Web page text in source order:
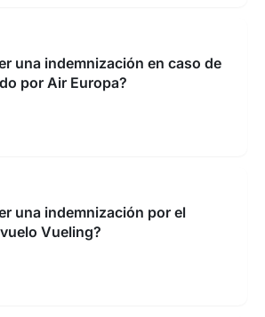
una indemnización en caso de
por Air Europa?
una indemnización por el
Vueling?